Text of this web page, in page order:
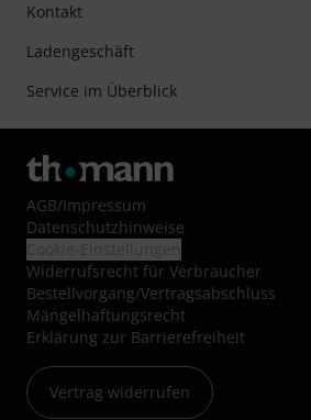
Kontakt
Ladengeschäft
Service im Überblick
AGB/Impressum
Datenschutzhinweise
Widerrufsrecht für Verbraucher
Bestellvorgang/Vertragsabschluss
Mängelhaftungsrecht
Erklärung zur Barrierefreiheit
Vertrag widerrufen